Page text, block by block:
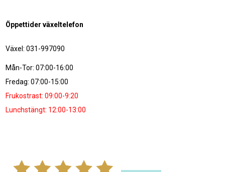
Öppettider växeltelefon
Växel: 031-997090
Mån-Tor: 07:00-16:00
Fredag: 07:00-15:00
Frukostrast: 09:00-9:20
Lunchstängt: 12:00-13:00